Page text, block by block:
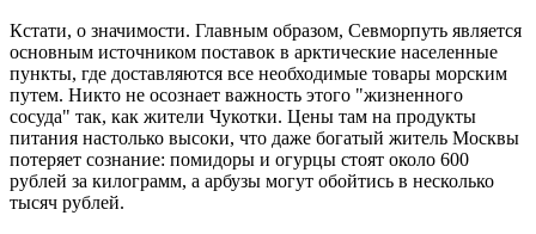
Кстати, о значимости. Главным образом, Севморпуть является
основным источником поставок в арктические населенные
пункты, где доставляются все необходимые товары морским
путем. Никто не осознает важность этого "жизненного
сосуда" так, как жители Чукотки. Цены там на продукты
питания настолько высоки, что даже богатый житель Москвы
потеряет сознание: помидоры и огурцы стоят около 600
рублей за килограмм, а арбузы могут обойтись в несколько
тысяч рублей.